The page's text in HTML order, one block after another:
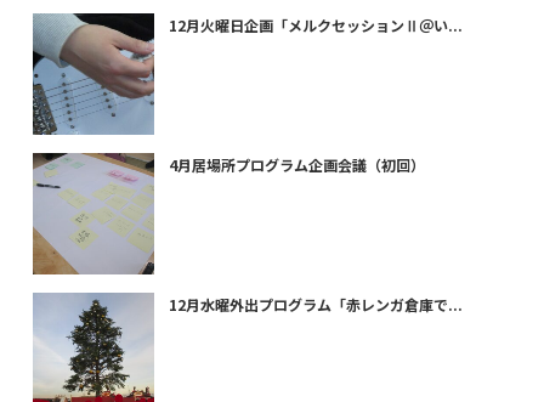
12月火曜日企画「メルクセッションⅡ＠い...
4月居場所プログラム企画会議（初回）
12月水曜外出プログラム「赤レンガ倉庫で...